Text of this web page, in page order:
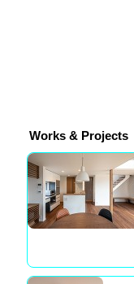
Works & Projects